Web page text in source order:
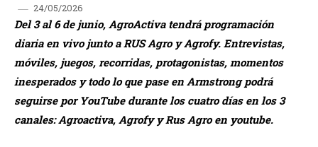
24/05/2026
Del 3 al 6 de junio, AgroActiva tendrá programación
diaria en vivo junto a RUS Agro y Agrofy. Entrevistas,
móviles, juegos, recorridas, protagonistas, momentos
inesperados y todo lo que pase en Armstrong podrá
seguirse por YouTube durante los cuatro días en los 3
canales: Agroactiva, Agrofy y Rus Agro en youtube.